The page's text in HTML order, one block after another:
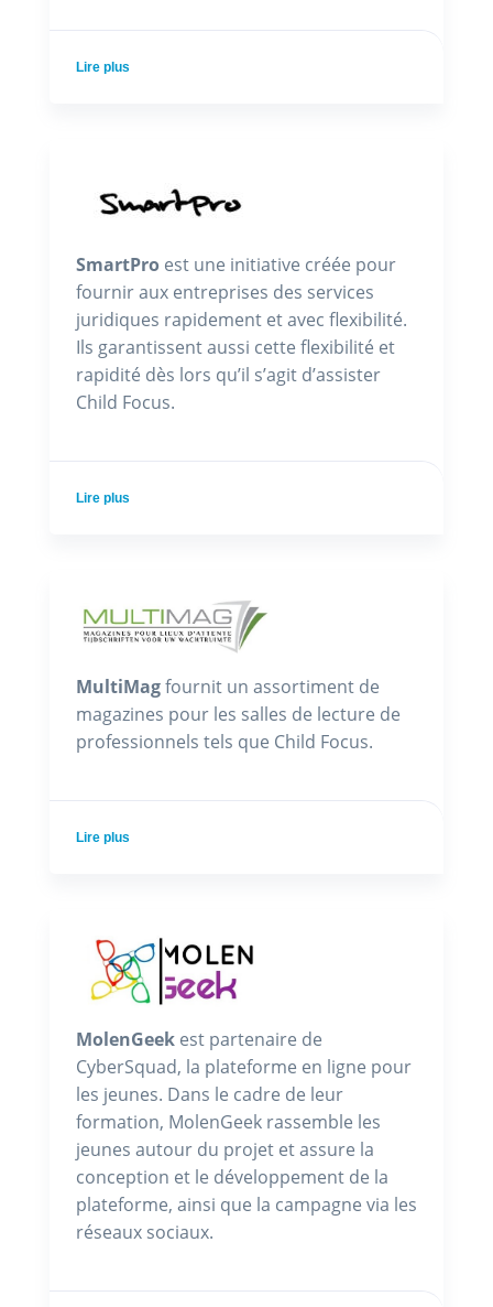
Lire plus
SmartPro est une initiative créée pour
fournir aux entreprises des services
juridiques rapidement et avec flexibilité.
Ils garantissent aussi cette flexibilité et
rapidité dès lors qu’il s’agit d’assister
Child Focus.
Lire plus
MultiMagfournit un assortiment de
magazines pour les salles de lecture de
professionnels tels que Child Focus.
Lire plus
MolenGeek est partenaire de
CyberSquad, la plateforme en ligne pour
les jeunes. Dans le cadre de leur
formation, MolenGeek rassemble les
jeunes autour du projet et assure la
conception et le développement de la
plateforme, ainsi que la campagne via les
réseaux sociaux.